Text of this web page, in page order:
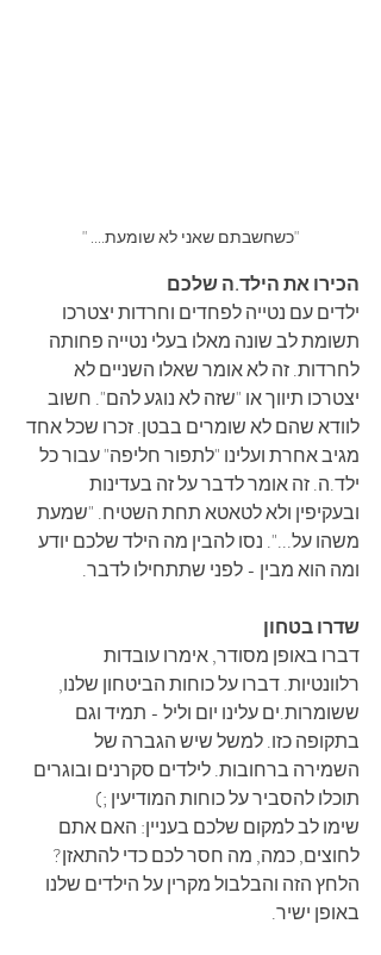
"כשחשבתם שאני לא שומעת.... "
הכירו את הילד.ה שלכם
ילדים עם נטייה לפחדים וחרדות יצטרכו
תשומת לב שונה מאלו בעלי נטייה פחותה
לחרדות. זה לא אומר שאלו השניים לא
יצטרכו תיווך או "שזה לא נוגע להם". חשוב
לוודא שהם לא שומרים בבטן. זכרו שכל אחד
מגיב אחרת ועלינו "לתפור חליפה" עבור כל
ילד.ה. זה אומר לדבר על זה בעדינות
ובעקיפין ולא לטאטא תחת השטיח. "שמעת
משהו על...". נסו להבין מה הילד שלכם יודע
ומה הוא מבין - לפני שתתחילו לדבר.
שדרו בטחון
דברו באופן מסודר, אימרו עובדות
רלוונטיות. דברו על כוחות הביטחון שלנו,
ששומרות.ים עלינו יום וליל - תמיד וגם
בתקופה כזו. למשל שיש הגברה של
השמירה ברחובות. לילדים סקרנים ובוגרים
תוכלו להסביר על כוחות המודיעין ;)
שימו לב למקום שלכם בעניין: האם אתם
לחוצים, כמה, מה חסר לכם כדי להתאזן?
הלחץ הזה והבלבול מקרין על הילדים שלנו
באופן ישיר.